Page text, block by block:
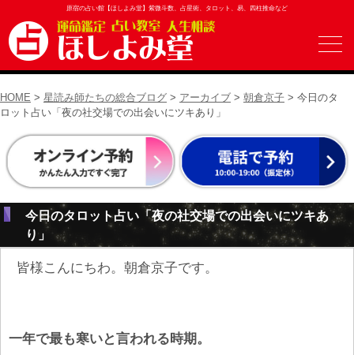
原宿の占い館【ほしよみ堂】紫微斗数、占星術、タロット、易、四柱推命など
HOME > 星読み師たちの総合ブログ > アーカイブ > 朝倉京子 > 今日のタ
ロット占い「夜の社交場での出会いにツキあり」
今日のタロット占い「夜の社交場での出会いにツキあ
り」
皆様こんにちわ。朝倉京子です。
一年で最も寒いと言われる時期。